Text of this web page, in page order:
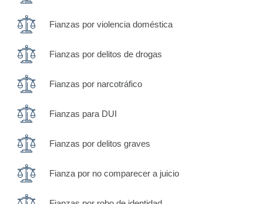
Fianzas por violencia doméstica
Fianzas por delitos de drogas
Fianzas por narcotráfico
Fianzas para DUI
Fianzas por delitos graves
Fianza por no comparecer a juicio